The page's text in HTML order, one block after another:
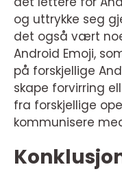
og uttrykke seg
det også vært
Android Emoji,
på forskjellige
skape forvirring
fra forskjellige
kommunisere